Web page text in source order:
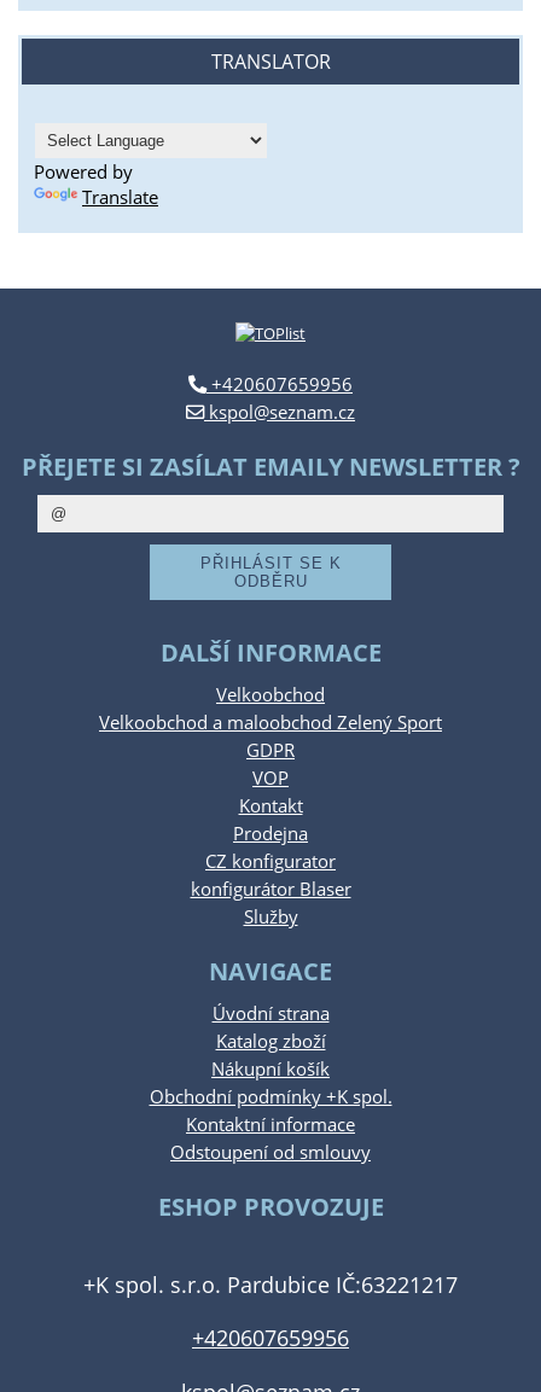
TRANSLATOR
Powered by
Translate
+420607659956
kspol@seznam.cz
PŘEJETE SI ZASÍLAT EMAILY NEWSLETTER ?
DALŠÍ INFORMACE
Velkoobchod
Velkoobchod a maloobchod Zelený Sport
GDPR
VOP
Kontakt
Prodejna
CZ konfigurator
konfigurátor Blaser
Služby
NAVIGACE
Úvodní strana
Katalog zboží
Nákupní košík
Obchodní podmínky +K spol.
Kontaktní informace
Odstoupení od smlouvy
ESHOP PROVOZUJE
+K spol. s.r.o. Pardubice IČ:63221217
+420607659956